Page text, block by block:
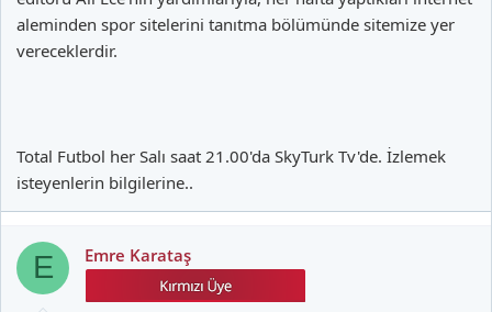
aleminden spor sitelerini tanıtma bölümünde sitemize yer
vereceklerdir.
Total Futbol her Salı saat 21.00'da SkyTurk Tv'de. İzlemek
isteyenlerin bilgilerine..
E Emre Karataş